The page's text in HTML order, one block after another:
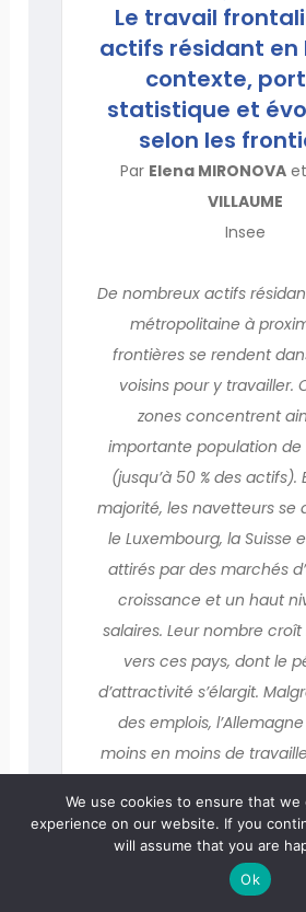
Le travail
actifs résidant en
contexte,
statistique et
selon les
Par Elena MIRONOVA et
VILLAUME
Insee
De nombreux actifs
métropolitaine à
frontières se rendent
voisins pour y travailler.
zones concentrent
importante population de
(jusqu’à 50 % des actifs).
majorité, les navetteurs se
le Luxembourg, la Suisse
attirés par des marchés
croissance et un haut
salaires. Leur nombre
vers ces pays, dont le
d’attractivité s’élargit.
des emplois,
moins en moins de
frontaliers diminue vers
augmente moins que
précédentes vers la
We use cookies to ensure that
experience on our website. If you
will assume that you are
Ok